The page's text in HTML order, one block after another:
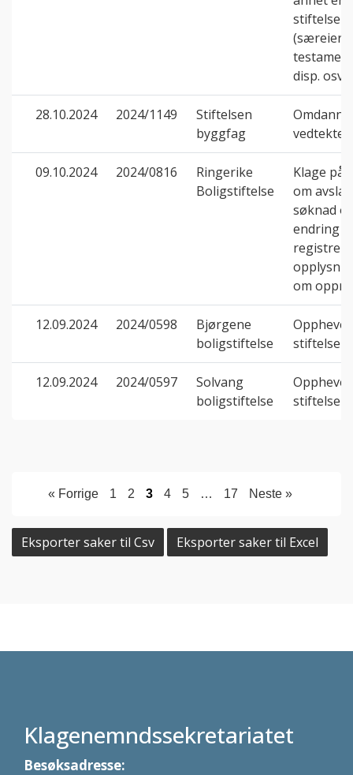
stiftelser
(særeier -
disp. osv.)
28.10.2024 2024/1149
Stiftelsen
byggfag
vedtekter
09.10.2024 2024/0816
Ringerike
Boligstiftelse
Klage på
om
søknad
endring
om
12.09.2024 2024/0598
Bjørgene
boligstiftelse
stiftelse
12.09.2024 2024/0597
Solvang
boligstiftelse
stiftelse
« Forrige 1 2 3 4 5 … 17 Neste »
Eksporter saker til Csv Eksporter saker til Excel
Klagenemndssekretariatet
Besøksadresse: